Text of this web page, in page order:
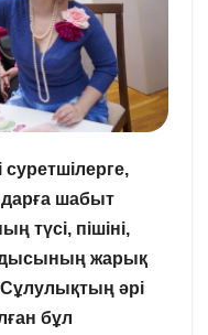
шабыт
түсі, пішіні,
жарық
әрі
бұл